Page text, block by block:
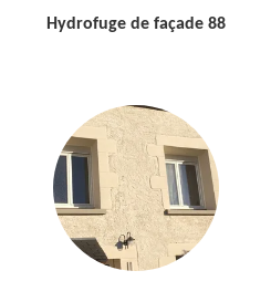
Hydrofuge de façade 88